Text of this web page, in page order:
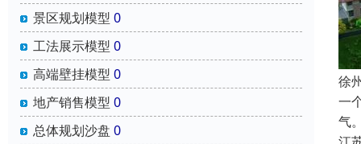
景区规划模型 0
工法展示模型 0
高端壁挂模型 0
地产销售模型 0
总体规划沙盘 0
徐
一
气